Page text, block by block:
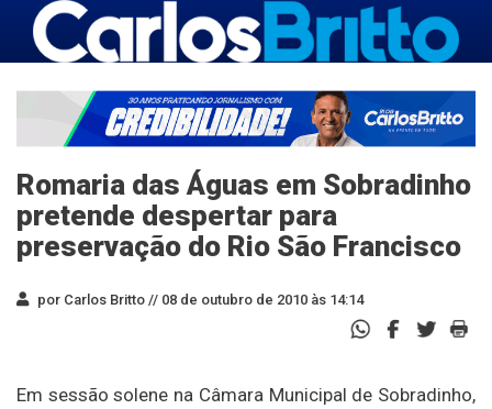
Romaria das Águas em Sobradinho
pretende despertar para
preservação do Rio São Francisco
por Carlos Britto // 08 de outubro de 2010 às 14:14
Em sessão solene na Câmara Municipal de Sobradinho,